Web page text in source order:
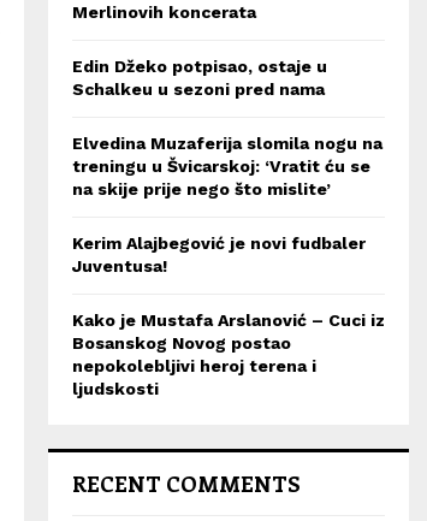
Merlinovih koncerata
Edin Džeko potpisao, ostaje u
Schalkeu u sezoni pred nama
Elvedina Muzaferija slomila nogu na
treningu u Švicarskoj: ‘Vratit ću se
na skije prije nego što mislite’
Kerim Alajbegović je novi fudbaler
Juventusa!
Kako je Mustafa Arslanović – Cuci iz
Bosanskog Novog postao
nepokolebljivi heroj terena i
ljudskosti
RECENT COMMENTS